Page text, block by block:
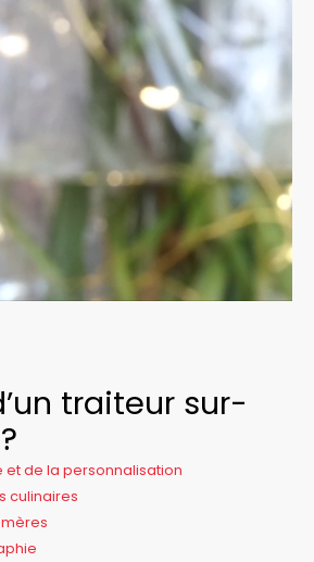
traiteur sur-
et de la personnalisation
culinaires